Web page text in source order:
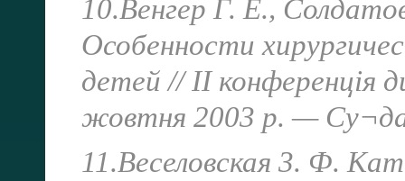
10.Венгер Г. Е.,
Особенности
детей // II конференція
жовтня 2003 р. —
11.Веселовская 3. Ф.